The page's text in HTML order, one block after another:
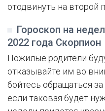
отодвинуть на второй
Гороскоп на
2022 года Скорпион
Пожилые родители
отказывайте им во
бойтесь обращаться
если таковая будет